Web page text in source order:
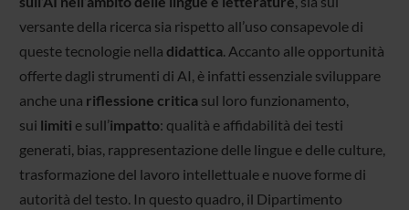
versante della ricerca sia rispetto all’uso consapevole di
queste tecnologie nella didattica. Accanto alle opportunità
offerte dagli strumenti di AI, è infatti essenziale sviluppare
anche una riflessione criticasul loro funzionamento,
sui limiti e sull’impatto: qualità e affidabilità dei testi
generati, bias, rappresentazione delle lingue e delle culture,
trasformazione del lavoro intellettuale e nuove forme di
autorità del testo. In questo quadro, il Dipartimento